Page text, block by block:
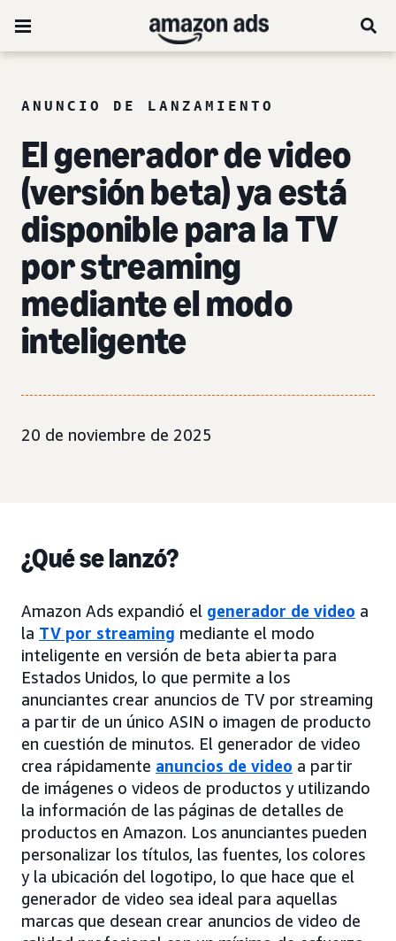
ANUNCIO DE LANZAMIENTO
El generador de video
(versión beta) ya está
disponible para la TV
por streaming
mediante el modo
inteligente
20 de noviembre de 2025
¿Qué se lanzó?
Amazon Ads expandió el generador de video a
la TV por streaming mediante el modo
inteligente en versión de beta abierta para
Estados Unidos, lo que permite a los
anunciantes crear anuncios de TV por streaming
a partir de un único ASIN o imagen de producto
en cuestión de minutos. El generador de video
crea rápidamente anuncios de video a partir
de imágenes o videos de productos y utilizando
la información de las páginas de detalles de
productos en Amazon. Los anunciantes pueden
personalizar los títulos, las fuentes, los colores
y la ubicación del logotipo, lo que hace que el
generador de video sea ideal para aquellas
marcas que desean crear anuncios de video de